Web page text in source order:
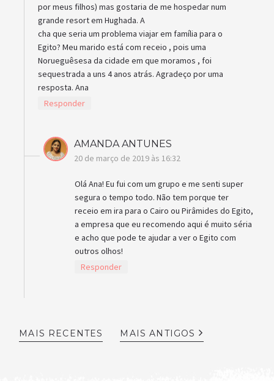
por meus filhos) mas gostaria de me hospedar num
grande resort em Hughada. A
cha que seria um problema viajar em família para o
Egito? Meu marido está com receio , pois uma
Norueguêsesa da cidade em que moramos , foi
sequestrada a uns 4 anos atrás. Agradeço por uma
resposta. Ana
Responder
AMANDA ANTUNES
20 de março de 2019 às 16:32
Olá Ana! Eu fui com um grupo e me senti super
segura o tempo todo. Não tem porque ter
receio em ira para o Cairo ou Pirâmides do Egito,
a empresa que eu recomendo aqui é muito séria
e acho que pode te ajudar a ver o Egito com
outros olhos!
Responder
MAIS RECENTES MAIS ANTIGOS